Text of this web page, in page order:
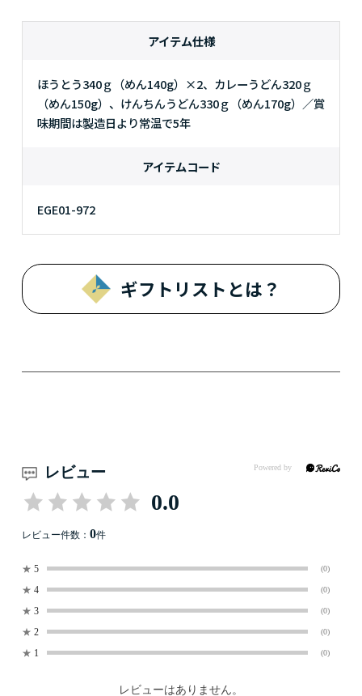
アイテム仕様
ほうとう340ｇ（めん140g）×2、カレーうどん320ｇ
（めん150g）、けんちんうどん330ｇ（めん170g）／賞
味期間は製造日より常温で5年
アイテムコード
EGE01-972
ギフトリストとは？
レビュー
0.0
レビュー件数： 0件
★ 5 (0)
★ 4 (0)
★ 3 (0)
★ 2 (0)
★ 1 (0)
レビューはありません。